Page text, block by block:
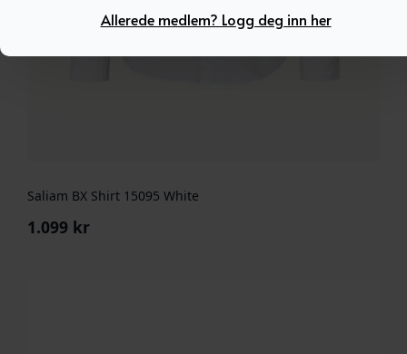
Saliam BX Shirt 15095 White
1.099 kr
Allerede medlem? Logg deg inn her